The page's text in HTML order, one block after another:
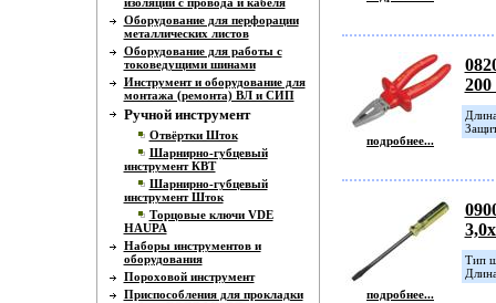
Оборудование для перфорации
металлических листов
Оборудование для работы с
токоведущими шинами
Инструмент и оборудование для
монтажа (ремонта) ВЛ и СИП
Ручной инструмент
Отвёртки Шток
Шарнирно-губцевый
инструмент КВТ
Шарнирно-губцевый
инструмент Шток
Торцовые ключи VDE
HAUPA
Наборы инструментов и
оборудования
Пороховой инструмент
Приспособления для прокладки
подробнее...
подробнее...
Тип